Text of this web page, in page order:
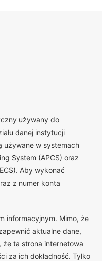
używany do
danej instytucji
używane w systemach
System (APCS) oraz
Aby wykonać
z numer konta
informacyjnym. Mimo, że
aktualne dane,
ta strona internetowa
za ich dokładność. Tylko